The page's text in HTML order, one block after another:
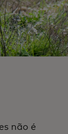
não é